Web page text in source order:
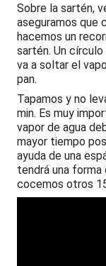
Sobre la sartén,
aseguramos que
hacemos un
sartén. Un
va a soltar el
pan.
Tapamos y no
min. Es muy
vapor de agua
mayor tiempo
ayuda de una
tendrá una forma
cocemos otros